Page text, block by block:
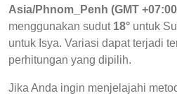
Asia/Phnom_Penh (GMT
menggunakan sudut 18° untuk
untuk Isya. Variasi dapat terjadi
perhitungan yang dipilih.
Jika Anda ingin menjelajahi